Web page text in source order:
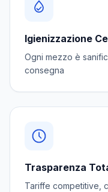
Igienizzazione
Ogni mezzo è
consegna
Trasparenza
Tariffe competitive,